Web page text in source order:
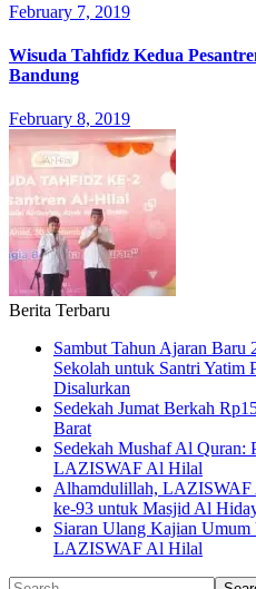
February 7, 2019
Wisuda Tahfidz Kedua
Bandung
February 8, 2019
Berita Terbaru
Sambut Tahun Ajaran Baru
Sekolah untuk Santri Yatim
Disalurkan
Sedekah Jumat Berkah
Barat
Sedekah Mushaf Al Quran:
LAZISWAF Al Hilal
Alhamdulillah, LAZISWAF
ke-93 untuk Masjid Al
Siaran Ulang Kajian Umum
LAZISWAF Al Hilal